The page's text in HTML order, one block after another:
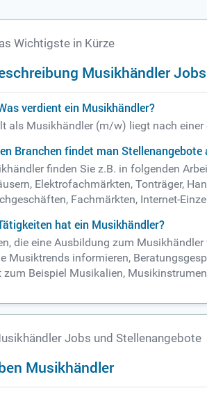
Wichtigste in Kürze
Musikhändler Jobs
verdient ein Musikhändler?
als Musikhändler (m/w) liegt nach
Branchen findet man
finden Sie z.B. in folgenden
Elektrofachmärkten, Tonträger,
Fachmärkten, Internet-
hat ein Musikhändler?
die eine Ausbildung zum
Musiktrends informieren,
zum Beispiel Musikalien,
Jobs und Stellenangebote
Musikhändler